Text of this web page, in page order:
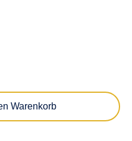
Wert ein
Warenkorb